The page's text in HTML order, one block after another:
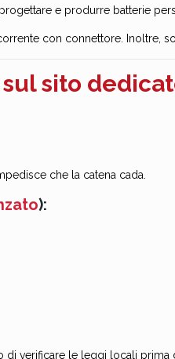
e produrre batterie
con connettore. Inoltre,
sulsito
che la catena cada.
):
verificare le leggi locali prima